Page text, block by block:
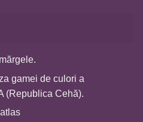
gamei de culori a
(Republica Cehă).